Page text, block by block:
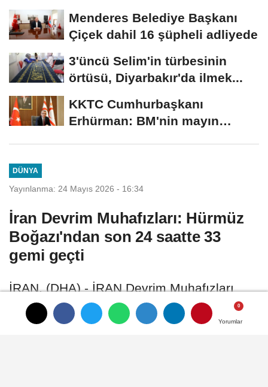
Yorumlar
Yorumlar
Menderes Belediye Başkanı
Çiçek dahil 16 şüpheli adliyede
3'üncü Selim'in türbesinin
örtüsü, Diyarbakır'da ilmek...
KKTC Cumhurbaşkanı
Erhürman: BM'nin mayın
DÜNYA
Yayınlanma: 24 Mayıs 2026 - 16:34
İran Devrim Muhafızları: Hürmüz
Boğazı'ndan son 24 saatte 33
gemi geçti
İRAN, (DHA) - İRAN Devrim Muhafızları
Ordusu, son 24 saatte Hürmüz Boğazı'ndan
33 geminin geçiş yaptığını duyurdu
Yorumlar